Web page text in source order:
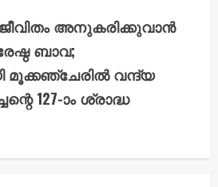
അനുകരിക്കുവാൻ
ബാവ;
മൂക്കഞ്ചേരിൽ വന്ദ്യ
127-ാം ശ്രാദ്ധ